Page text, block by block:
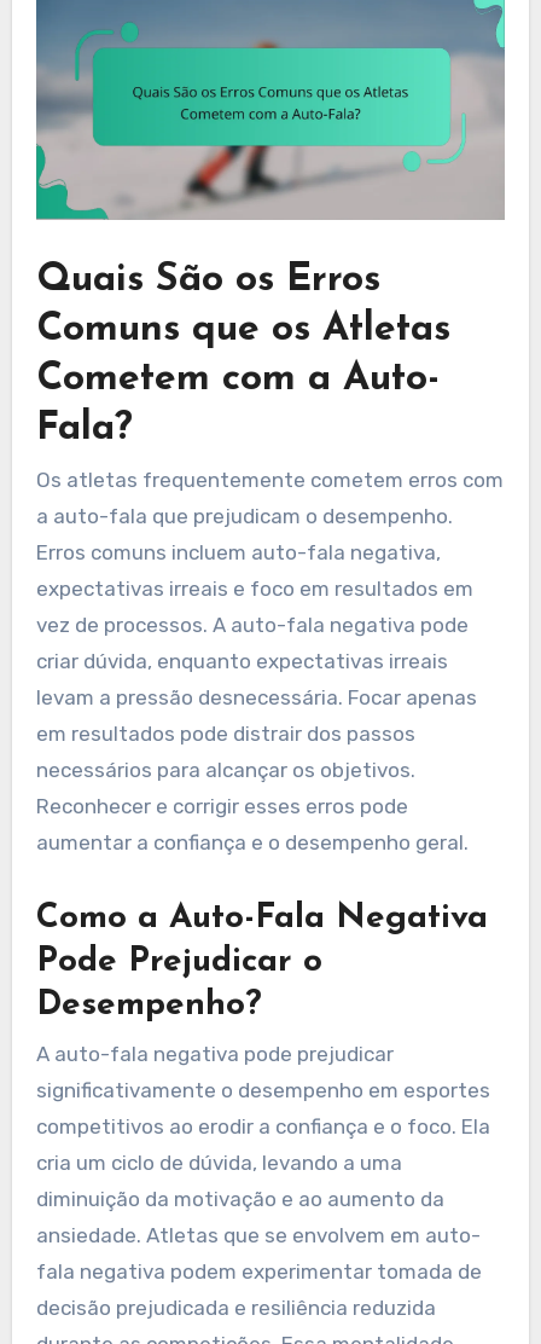
Quais São os Erros
Comuns que os Atletas
Cometem com a Auto-
Fala?
Os atletas frequentemente cometem erros com
a auto-fala que prejudicam o desempenho.
Erros comuns incluem auto-fala negativa,
expectativas irreais e foco em resultados em
vez de processos. A auto-fala negativa pode
criar dúvida, enquanto expectativas irreais
levam a pressão desnecessária. Focar apenas
em resultados pode distrair dos passos
necessários para alcançar os objetivos.
Reconhecer e corrigir esses erros pode
aumentar a confiança e o desempenho geral.
Como a Auto-Fala Negativa
Pode Prejudicar o
Desempenho?
A auto-fala negativa pode prejudicar
significativamente o desempenho em esportes
competitivos ao erodir a confiança e o foco. Ela
cria um ciclo de dúvida, levando a uma
diminuição da motivação e ao aumento da
ansiedade. Atletas que se envolvem em auto-
fala negativa podem experimentar tomada de
decisão prejudicada e resiliência reduzida